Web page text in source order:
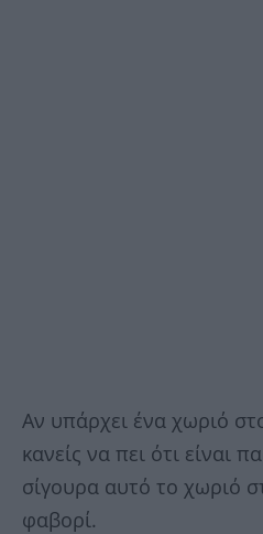
Αν υπάρχει ένα χωριό
κανείς να πει ότι είναι
σίγουρα αυτό το χωριό
φαβορί.